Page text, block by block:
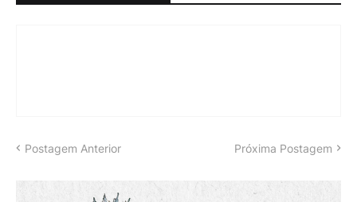
Postagem Anterior Próxima Postagem